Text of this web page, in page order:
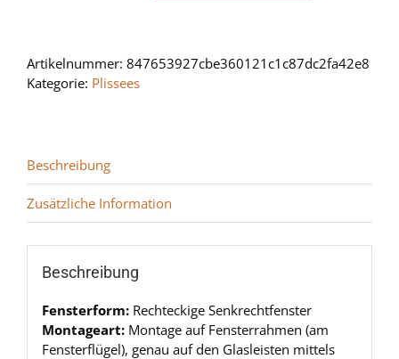
Artikelnummer: 847653927cbe360121c1c87dc2fa42e8
Kategorie: Plissees
Beschreibung
Zusätzliche Information
Beschreibung
Fensterform: Rechteckige Senkrechtfenster
Montageart: Montage auf Fensterrahmen (am
Fensterflügel), genau auf den Glasleisten mittels